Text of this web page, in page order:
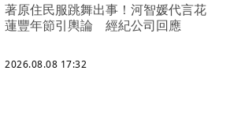
著原住民服跳舞出事！河智媛代言花
蓮豐年節引輿論 經紀公司回應
2026.08.08 17:32